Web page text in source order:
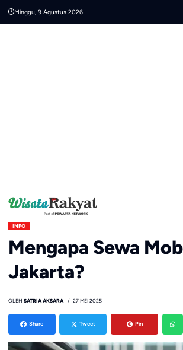
Minggu, 9 Agustus 2026
INFO
Mengapa Sewa
Jakarta?
OLEH SATRIA AKSARA 27 MEI 2025
Share Tweet Pin